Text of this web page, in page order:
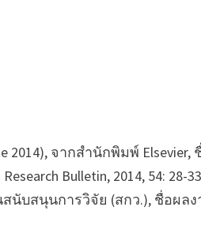
2014), จากสำนักพิมพ์
Bulletin, 2014, 54:
สนุนการวิจัย (สกว.), ชื่อผลงา